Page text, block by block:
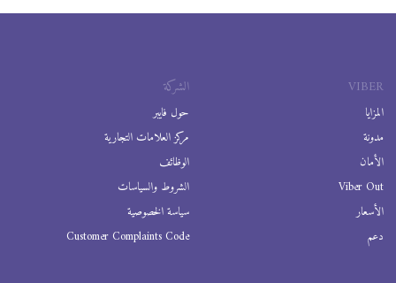
VIBER
المزايا
مدونة
الأمان
Viber Out
الأسعار
دعم
الشركة
حول فايبر
مركز العلامات التجارية
الوظائف
الشروط والسياسات
سياسة الخصوصية
Customer Complaints Code